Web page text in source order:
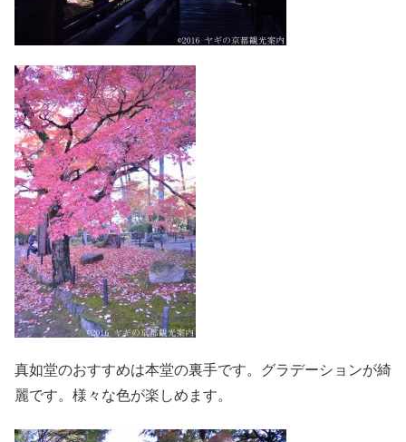
真如堂のおすすめは本堂の裏手です。グラデーションが綺
麗です。様々な色が楽しめます。